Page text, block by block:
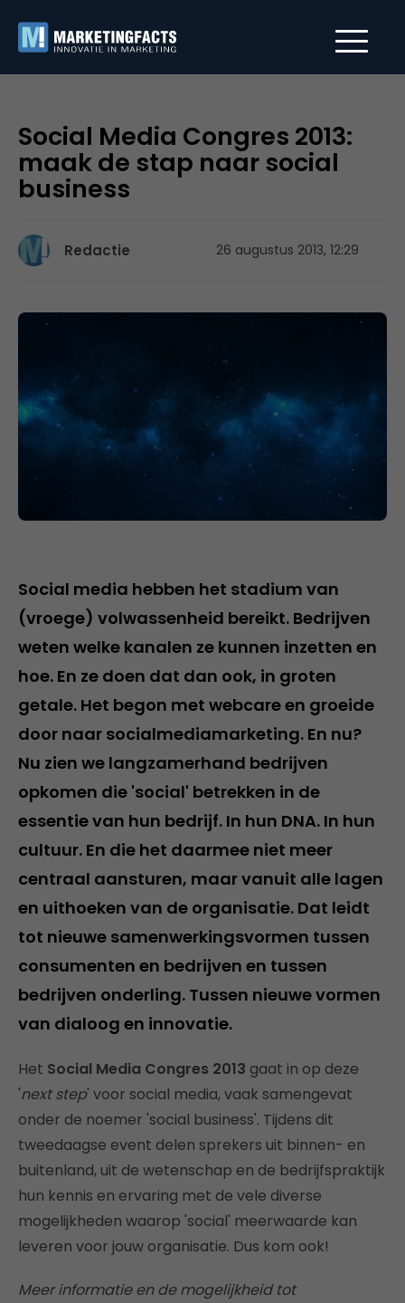
Social Media Congres 2013:
maak de stap naar social
business
Redactie 26 augustus 2013, 12:29
Social media hebben het stadium van
(vroege) volwassenheid bereikt. Bedrijven
weten welke kanalen ze kunnen inzetten en
hoe. En ze doen dat dan ook, in groten
getale. Het begon met webcare en groeide
door naar socialmediamarketing. En nu?
Nu zien we langzamerhand bedrijven
opkomen die 'social' betrekken in de
essentie van hun bedrijf. In hun DNA. In hun
cultuur. En die het daarmee niet meer
centraal aansturen, maar vanuit alle lagen
en uithoeken van de organisatie. Dat leidt
tot nieuwe samenwerkingsvormen tussen
consumenten en bedrijven en tussen
bedrijven onderling. Tussen nieuwe vormen
van dialoog en innovatie.
Het Social Media Congres 2013 gaat in op deze
'next step' voor social media, vaak samengevat
onder de noemer 'social business'. Tijdens dit
tweedaagse event delen sprekers uit binnen- en
buitenland, uit de wetenschap en de bedrijfspraktijk
hun kennis en ervaring met de vele diverse
mogelijkheden waarop 'social' meerwaarde kan
leveren voor jouw organisatie. Dus kom ook!
Meer informatie en de mogelijkheid tot